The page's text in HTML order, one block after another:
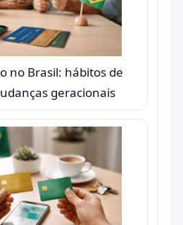
no Brasil: hábitos de
geracionais